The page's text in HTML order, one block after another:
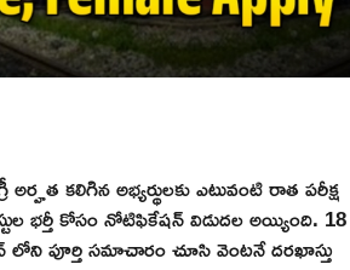
కలిగిన అభ్యర్థులకు ఎటువంటి రాత పరీక్ష
భర్తీ కోసం నోటిఫికేషన్ విడుదల అయ్యింది. 18
లోని పూర్తి సమాచారం చూసి వెంటనే దరఖాస్తు